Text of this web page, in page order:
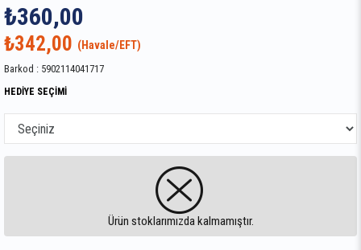
₺360,00
₺342,00
Barkod : 5902114041717
HEDİYE SEÇİMİ
Ürün stoklarımızda kalmamıştır.